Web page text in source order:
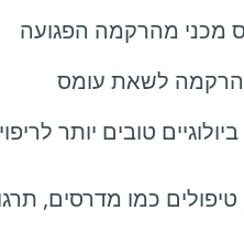
מכני מהרקמה הפגועה
הרקמה לשאת עומס
טובים יותר לריפוי
כמו מדרסים,